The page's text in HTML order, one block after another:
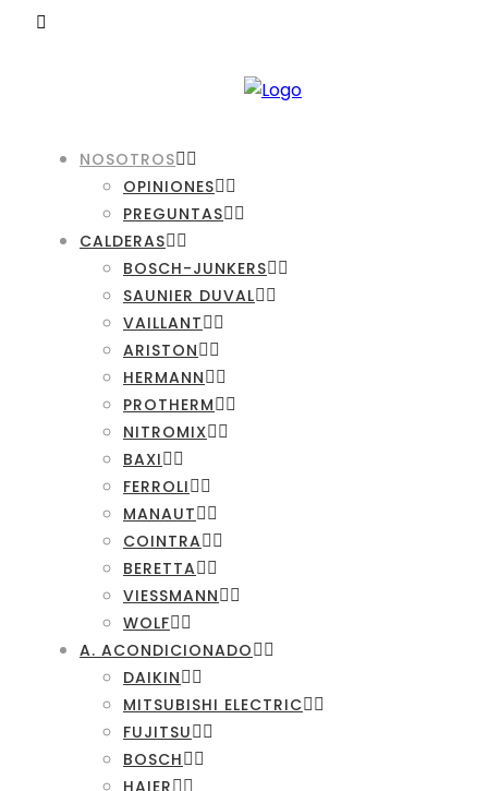
NOSOTROS
OPINIONES
PREGUNTAS
CALDERAS
BOSCH-JUNKERS
SAUNIER DUVAL
VAILLANT
ARISTON
HERMANN
PROTHERM
NITROMIX
BAXI
FERROLI
MANAUT
COINTRA
BERETTA
VIESSMANN
WOLF
A. ACONDICIONADO
DAIKIN
MITSUBISHI ELECTRIC
FUJITSU
BOSCH
HAIER